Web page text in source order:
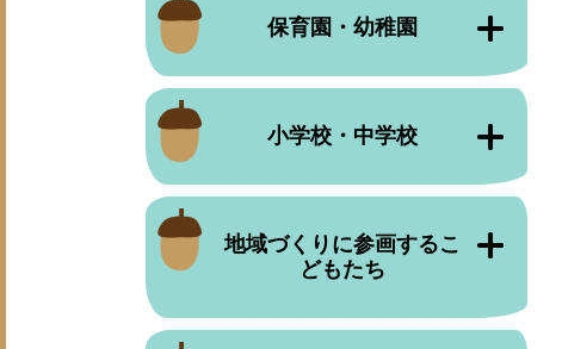
保育園・幼稚園
小学校・中学校
地域づくりに参画するこ
どもたち